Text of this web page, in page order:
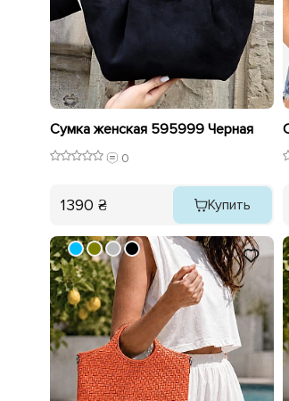
Сумка женская 595999 Черная
0
1390 ₴ Купить